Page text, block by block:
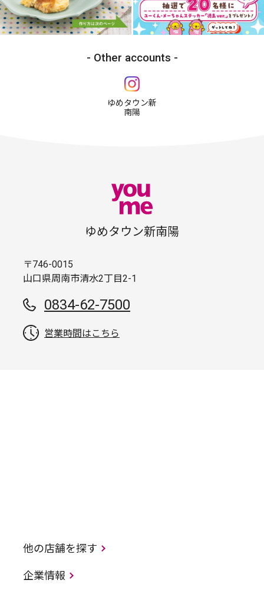
Other accounts
ゆめタウン新
南陽
ゆめタウン新南陽
〒746-0015
山口県周南市清水2丁目2-1
0834-62-7500
営業時間はこちら
他の店舗を探す
企業情報